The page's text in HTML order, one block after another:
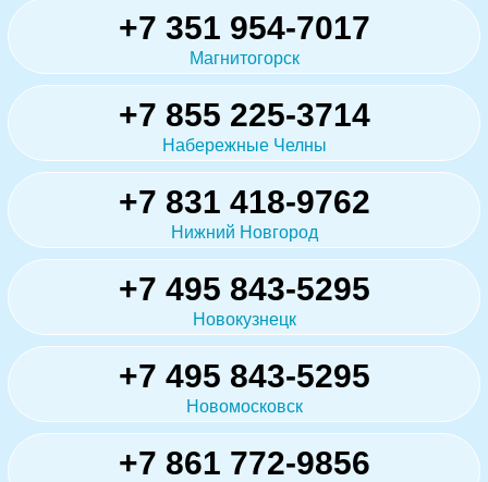
+7 351 954-7017
Магнитогорск
+7 855 225-3714
Набережные Челны
+7 831 418-9762
Нижний Новгород
+7 495 843-5295
Новокузнецк
+7 495 843-5295
Новомосковск
+7 861 772-9856